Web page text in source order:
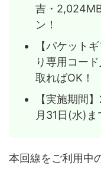
吉・
ン！
【パケット
り専用コー
取ればOK！
【実施期間
月31日(水)
本回線をご利用中